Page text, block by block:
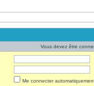
Vous devez être
Me connecter